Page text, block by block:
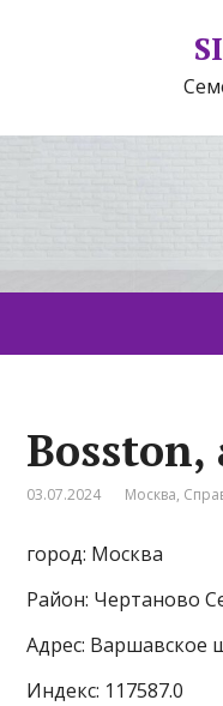
Bosston,
03.07.2024 Москва,
город: Москва
Район: Чертаново
Адрес: Варшавское
Индекс: 117587.0